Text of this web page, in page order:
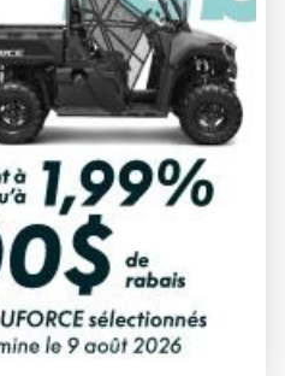
DE PAIEMENT